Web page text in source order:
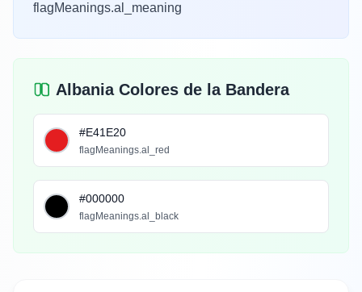
flagMeanings.al_meaning
Albania Colores de la Bandera
#E41E20
flagMeanings.al_red
#000000
flagMeanings.al_black